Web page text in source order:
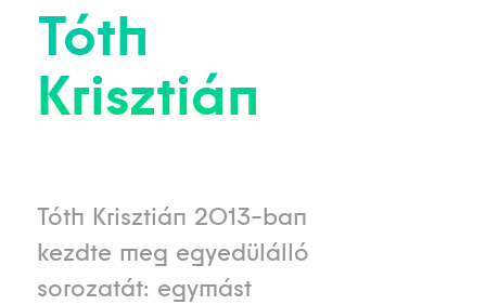
Tóth
Krisztián
Tóth Krisztián 2013-ban
kezdte meg egyedülálló
sorozatát: egymást